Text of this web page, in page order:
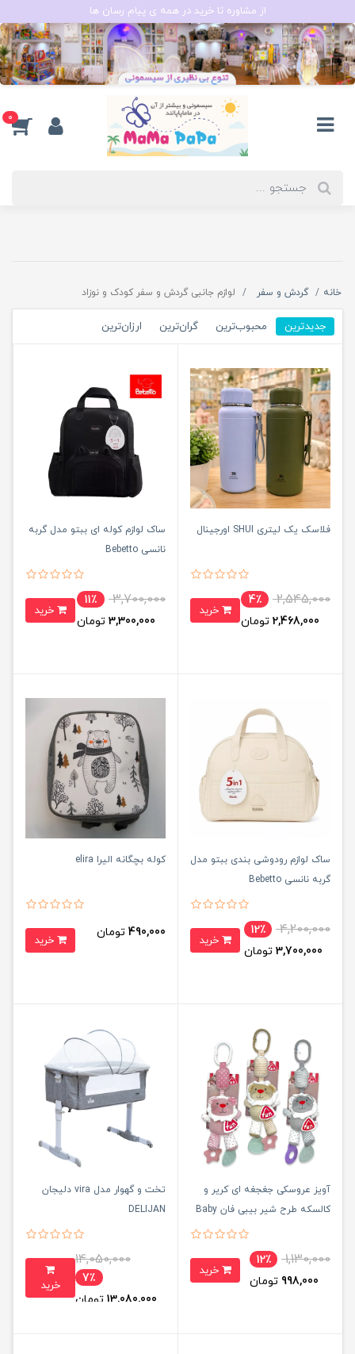
از مشاوره تا خرید در همه ی پیام رسان ها
0
خانه گردش و سفر لوازم جانبی گردش و سفر کودک و نوزاد
جدیدترین محبوب‌ترین گران‌ترین ارزان‌ترین
فلاسک یک لیتری SHUI اورجینال
2,545,000
4٪
2,468,000 تومان
ساک لوازم کوله ای ببتو مدل گربه
نانسی Bebetto
3,700,000
11٪
3,300,000 تومان
ساک لوازم رودوشی بندی ببتو مدل
گربه نانسی Bebetto
4,200,000
12٪
3,700,000 تومان
کوله بچگانه الیرا elira
490,000 تومان
آویز عروسکی جغجغه ای کریر و
کالسکه طرح شیر بیبی فان Baby
1,130,000
12٪
998,000 تومان
تخت و گهوار مدل vira دلیجان
DELIJAN
14,050,000
7٪
13,080,000 تومان
خرید